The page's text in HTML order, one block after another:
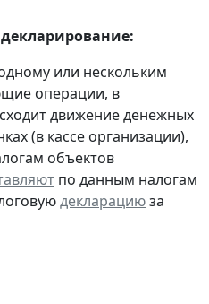
или нескольким
операции, в
движение денежных
(в кассе организации),
объектов
по данным налогам
декларациюза